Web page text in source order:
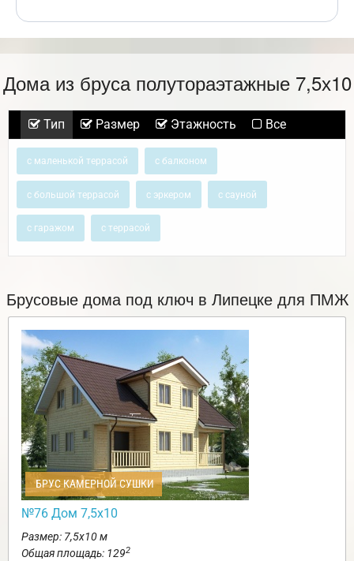
Дома из бруса полутораэтажные 7,5х10
Тип Размер Этажность Все
с маленькой террасой с балконом
с большой террасой с эркером с сауной
с гаражом с террасой
Брусовые дома под ключ в Липецке для ПМЖ
БРУС КАМЕРНОЙ СУШКИ
№76 Дом 7,5х10
Размер: 7,5х10 м
Общая площадь: 1292